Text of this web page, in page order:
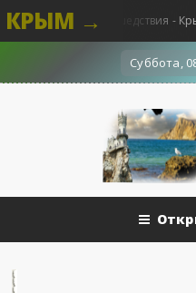
КРЫМ →
0 Происшедствия - Крыма.
Суббота,